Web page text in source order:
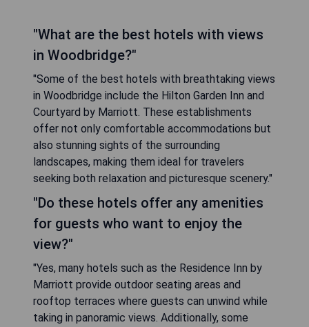
"What are the best hotels with views
in Woodbridge?"
"Some of the best hotels with breathtaking views
in Woodbridge include the Hilton Garden Inn and
Courtyard by Marriott. These establishments
offer not only comfortable accommodations but
also stunning sights of the surrounding
landscapes, making them ideal for travelers
seeking both relaxation and picturesque scenery."
"Do these hotels offer any amenities
for guests who want to enjoy the
view?"
"Yes, many hotels such as the Residence Inn by
Marriott provide outdoor seating areas and
rooftop terraces where guests can unwind while
taking in panoramic views. Additionally, some